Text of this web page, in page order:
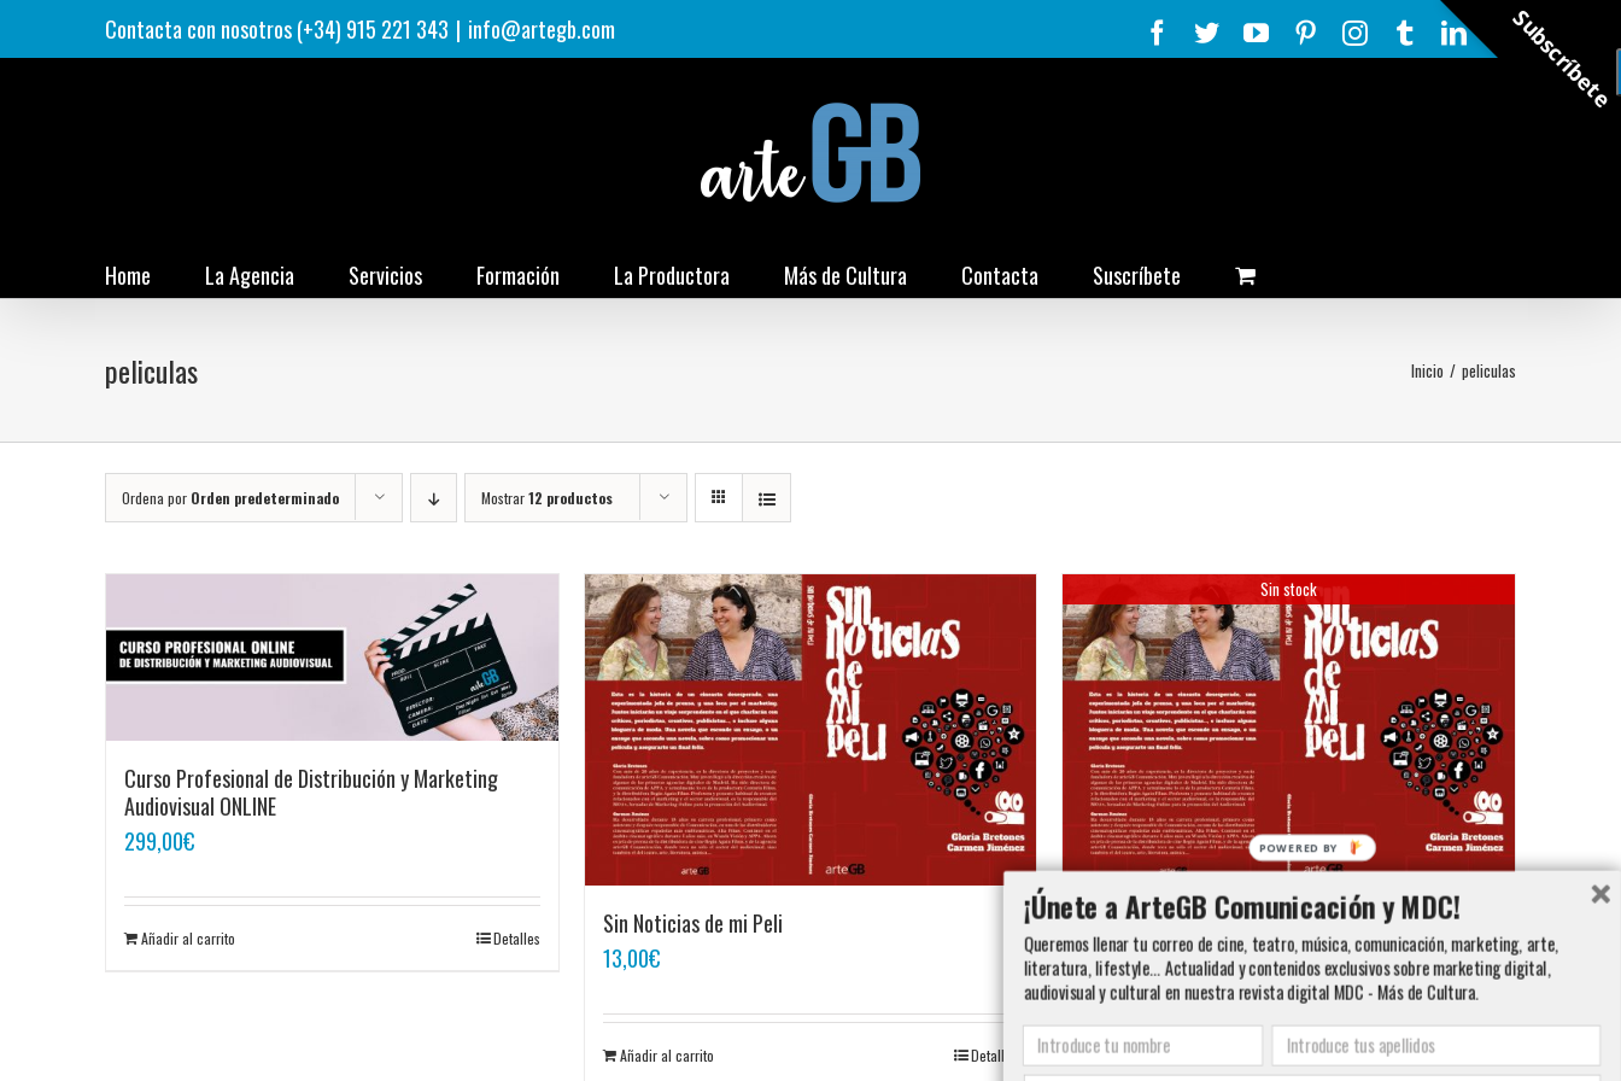
al
Contacta con nosotros (+34) 915 221 343 | info@artegb.com Facebook
TwitterYouTubePinterestInstagram
TumblrLinkedIn
Rss
Home La Agencia Servicios Formación La Productora Más de Cultura Contacta Suscríbete
peliculas Inicio / peliculas
Ordena por Orden predeterminado Mostrar12 productos
Curso Profesional de Distribución y Marketing
Audiovisual ONLINE
299,00€
Añadir al carrito Detalles
Sin Noticias de mi Peli
13,00€
Añadir al carrito Detalles
Sin stock
Sin Noticias de mi Peli (Tapa Dura)
18,00€
Detalles
Subscríbete
¡Únete a ArteGB Comunicación y MDC!
Queremos llenar tu correo de cine, teatro, música, comunicación, marketing, arte,
literatura, lifestyle... Actualidad y contenidos exclusivos sobre marketing digital,
audiovisual y cultural en nuestra revista digital MDC - Más de Cultura.
POWERED BY